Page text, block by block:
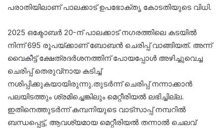
പരാതിയിലാണ് പാലക്കാട് ഉപഭോക്തൃ കോടതിയുടെ വിധി.
2025 ഒക്ടോബർ 20-ന് പാലക്കാട് നഗരത്തിലെ കടയിൽ
നിന്ന് 695 രൂപയ്ക്കാണ് ബോബൻ ചെരിപ്പ് വാങ്ങിയത്. അന്ന്
വൈകീട്ട് ക്ഷേത്രദർശനത്തിന് പോയപ്പോൾ അഴിച്ചുവെച്ച
ചെരിപ്പ് തെരുവ്‌നായ കടിച്ച്
നശിപ്പിക്കുകയായിരുന്നു.തുടർന്ന് ചെരിപ്പ് നന്നാക്കാൻ
പലയിടത്തും ശ്രമിച്ചെങ്കിലും മെറ്റീരിയൽ ലഭിച്ചില്ല.
ഇതിനെത്തുടർന്ന് കമ്പനിയുടെ വാട്‌സാപ്പ് നമ്പറിൽ
ബന്ധപ്പെട്ട്, ആവശ്യമായ മെറ്റീരിയൽ തന്നാൽ ചെലവ്